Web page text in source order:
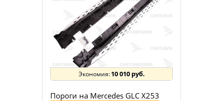
10 010 руб.
Пороги на Mercedes GLC X253